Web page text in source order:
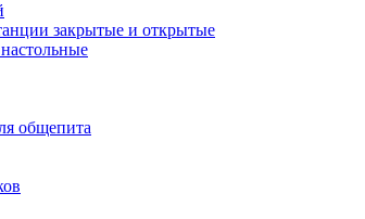
закрытые и открытые
общепита